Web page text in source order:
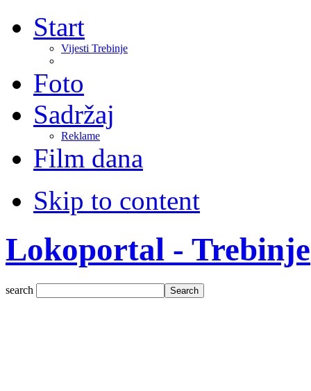
Start
Vijesti Trebinje
Foto
Sadržaj
Reklame
Film dana
Skip to content
Lokoportal - Trebinje
search